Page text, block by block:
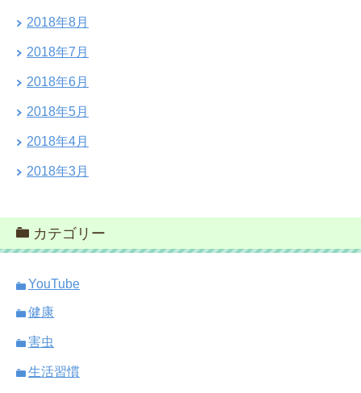
2018年8月
2018年7月
2018年6月
2018年5月
2018年4月
2018年3月
カテゴリー
YouTube
健康
害虫
生活習慣